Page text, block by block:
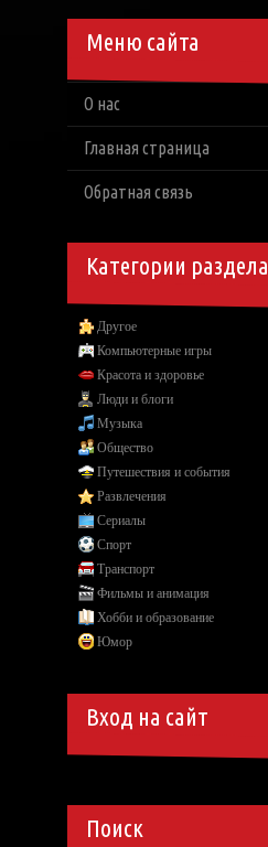
Меню сайта
О нас
Главная страница
Обратная связь
Категории раздела
Другое
Компьютерные игры
Красота и здоровье
Люди и блоги
Музыка
Общество
Путешествия и события
Развлечения
Сериалы
Спорт
Транспорт
Фильмы и анимация
Хобби и образование
Юмор
Вход на сайт
Поиск